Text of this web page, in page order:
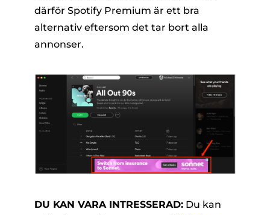
därför Spotify Premium är ett bra
alternativ eftersom det tar bort alla
annonser.
DU KAN VARA INTRESSERAD:Du kan